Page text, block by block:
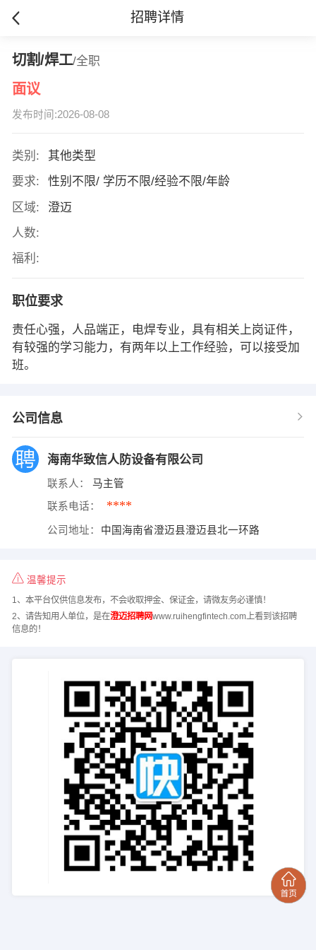
招聘详情
切割/焊工/全职
面议
发布时间:2026-08-08
类别:
其他类型
要求:
性别不限/ 学历不限/经验不限/年龄
区域:
澄迈
人数:
福利:
职位要求
责任心强，人品端正，电焊专业，具有相关上岗证件，
有较强的学习能力，有两年以上工作经验，可以接受加
班。
公司信息
海南华致信人防设备有限公司
联系人： 马主管
联系电话： ****
公司地址： 中国海南省澄迈县澄迈县北一环路
温馨提示
1、本平台仅供信息发布，不会收取押金、保证金，请微友务必谨慎！
2、请告知用人单位，是在澄迈招聘网www.ruihengfintech.com上看到该招聘
信息的！